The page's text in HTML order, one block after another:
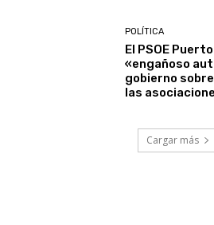
POLÍTICA
El PSOE
«engañoso
gobierno
las
Cargar más